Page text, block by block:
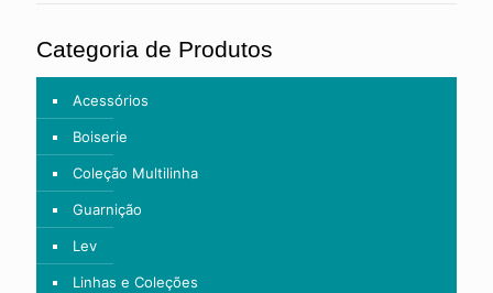
Categoria de Produtos
Acessórios
Boiserie
Coleção Multilinha
Guarnição
Lev
Linhas e Coleções